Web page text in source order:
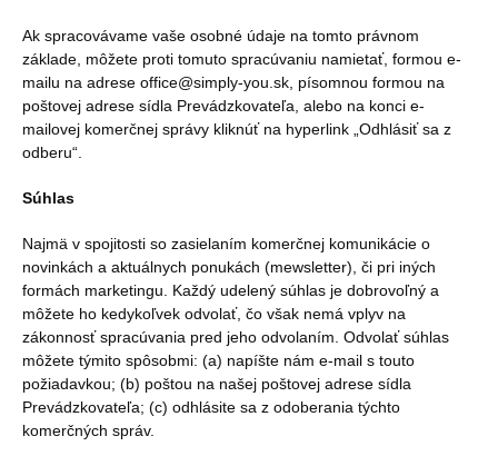
Ak spracovávame vaše osobné údaje na tomto právnom
základe, môžete proti tomuto spracúvaniu namietať, formou e-
mailu na adrese office@simply-you.sk, písomnou formou na
poštovej adrese sídla Prevádzkovateľa, alebo na konci e-
mailovej komerčnej správy kliknúť na hyperlink „Odhlásiť sa z
odberu“.
Súhlas
Najmä v spojitosti so zasielaním komerčnej komunikácie o
novinkách a aktuálnych ponukách (mewsletter), či pri iných
formách marketingu. Každý udelený súhlas je dobrovoľný a
môžete ho kedykoľvek odvolať, čo však nemá vplyv na
zákonnosť spracúvania pred jeho odvolaním. Odvolať súhlas
môžete týmito spôsobmi: (a) napíšte nám e-mail s touto
požiadavkou; (b) poštou na našej poštovej adrese sídla
Prevádzkovateľa; (c) odhlásite sa z odoberania týchto
komerčných správ.